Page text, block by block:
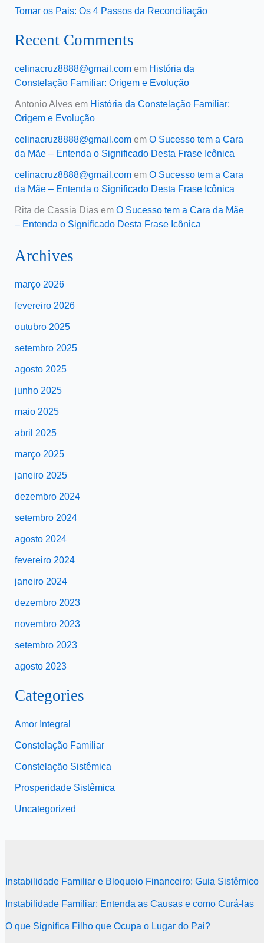
Tomar os Pais: Os 4 Passos da Reconciliação
Recent Comments
celinacruz8888@gmail.comem História da
Constelação Familiar: Origem e Evolução
Antonio Alvesem História da Constelação Familiar:
Origem e Evolução
celinacruz8888@gmail.comem O Sucesso tem a Cara
da Mãe – Entenda o Significado Desta Frase Icônica
celinacruz8888@gmail.comem O Sucesso tem a Cara
da Mãe – Entenda o Significado Desta Frase Icônica
Rita de Cassia Diasem O Sucesso tem a Cara da Mãe
– Entenda o Significado Desta Frase Icônica
Archives
março 2026
fevereiro 2026
outubro 2025
setembro 2025
agosto 2025
junho 2025
maio 2025
abril 2025
março 2025
janeiro 2025
dezembro 2024
setembro 2024
agosto 2024
fevereiro 2024
janeiro 2024
dezembro 2023
novembro 2023
setembro 2023
agosto 2023
Categories
Amor Integral
Constelação Familiar
Constelação Sistêmica
Prosperidade Sistêmica
Uncategorized
Instabilidade Familiar e Bloqueio Financeiro: Guia Sistêmico
Instabilidade Familiar: Entenda as Causas e como Curá-las
O que Significa Filho que Ocupa o Lugar do Pai?